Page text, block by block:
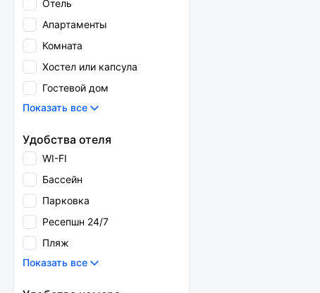
Отель
Апартаменты
Комната
Хостел или капсула
Гостевой дом
Показать все
Удобства отеля
WI-FI
Бассейн
Парковка
Ресепшн 24/7
Пляж
Показать все